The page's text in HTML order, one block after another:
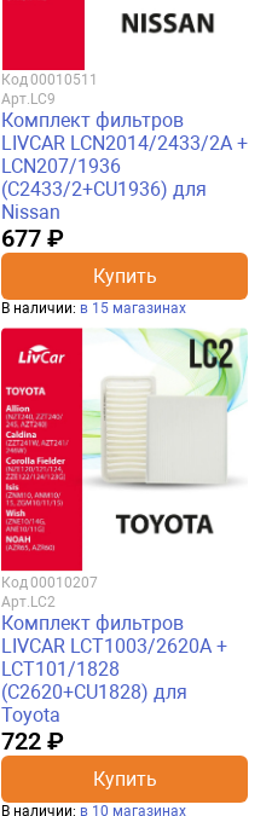
Код00010511
Арт. LC9
Комплект фильтров
LIVCAR LCN2014/2433/2A +
LCN207/1936
(C2433/2+CU1936) для
Nissan
677 ₽
Купить
В наличии: в 15 магазинах
Код00010207
Арт. LC2
Комплект фильтров
LIVCAR LCT1003/2620A +
LCT101/1828
(C2620+CU1828) для
Toyota
722 ₽
Купить
В наличии: в 10 магазинах